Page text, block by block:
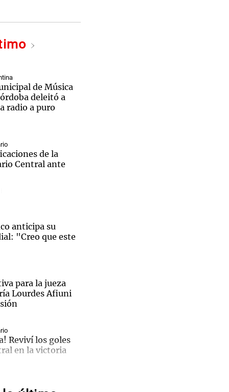
de Música
deleitó a
radio a puro
de la
Central ante
anticipa su
"Creo que este
para la jueza
Lourdes Afiuni
Reviví los goles
en la victoria